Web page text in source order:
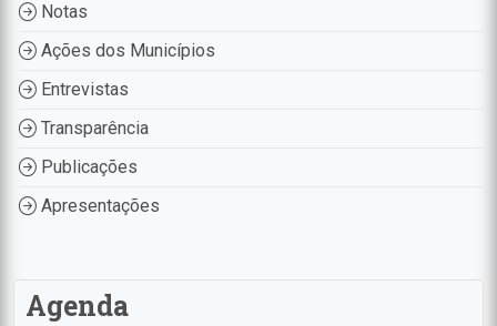
Notas
Ações dos Municípios
Entrevistas
Transparência
Publicações
Apresentações
Agenda